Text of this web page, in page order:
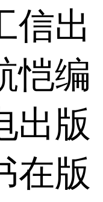
信出
恺编
出版
在版